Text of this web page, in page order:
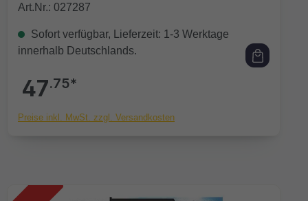
Art.Nr.: 027287
Sofort verfügbar, Lieferzeit: 1-3 Werktage
innerhalb Deutschlands.
47.75*
Preise inkl. MwSt. zzgl. Versandkosten